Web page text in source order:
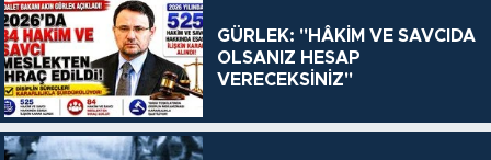
GÜRLEK: "HÂKİM VE SAVCIDA
OLSANIZ HESAP
VERECEKSİNİZ"